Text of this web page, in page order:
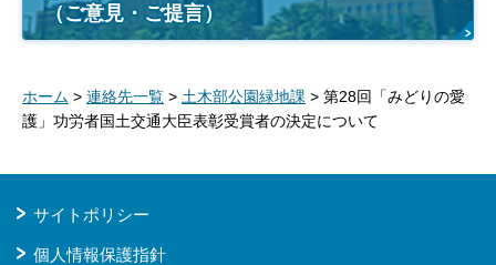
（ご意見・ご提言）
ホーム > 連絡先一覧 > 土木部公園緑地課 > 第28回「みどりの愛
護」功労者国土交通大臣表彰受賞者の決定について
サイトポリシー
個人情報保護指針